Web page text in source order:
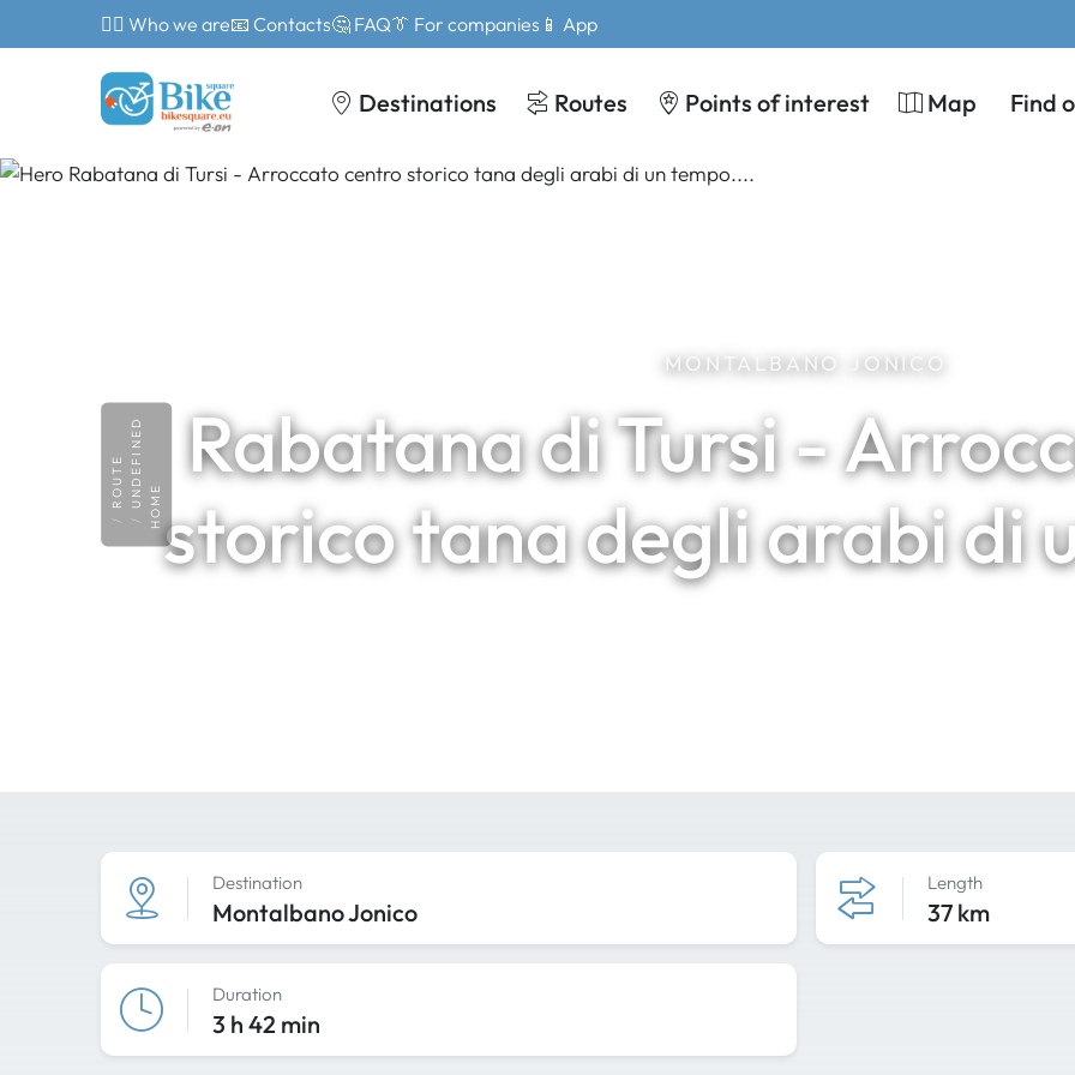
🙎‍♂️ Who we are📧 Contacts🤔 FAQ👔 For companies 📱 App
Destinations Routes Points of interest Map Find
MONTALBANO JONICO
Rabatana di Tursi -
storico tana degli arabi di
HOME
UNDEFINED
ROUTE
Destination
Montalbano Jonico
Length
37 km
Duration
3 h 42 min